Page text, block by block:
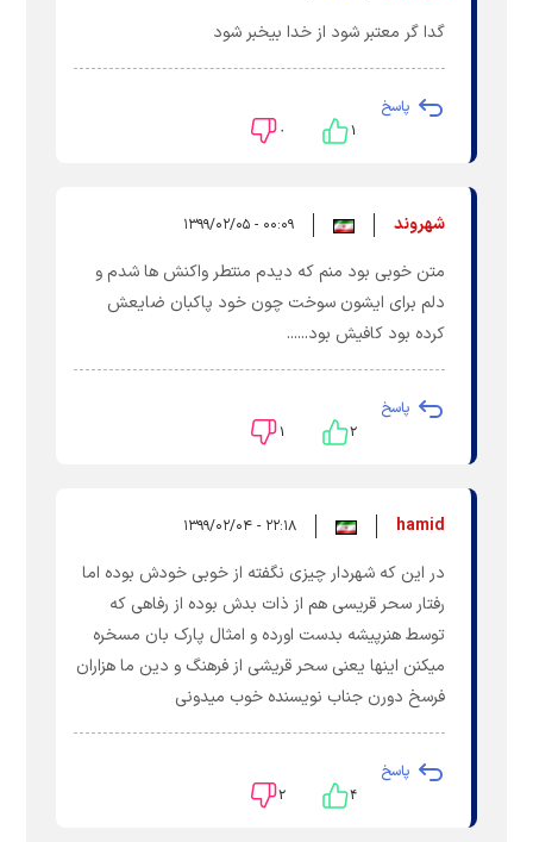
گدا گر معتبر شود از خدا بیخبر شود
پاسخ
۱ ۰
شهروند ۰۰:۰۹ - ۱۳۹۹/۰۲/۰۵
متن خوبی بود منم که دیدم منتطر واکنش ها شدم و
دلم برای ایشون سوخت چون خود پاکبان ضایعش
کرده بود کافیش بود......
پاسخ
۲ ۱
hamid ۲۲:۱۸ - ۱۳۹۹/۰۲/۰۴
در این که شهردار چیزی نگفته از خوبی خودش بوده اما
رفتار سحر قریسی هم از ذات بدش بوده از رفاهی که
توسط هنرپیشه بدست اورده و امثال پارک بان مسخره
میکنن اینها یعنی سحر قریشی از فرهنگ و دین ما هزاران
فرسخ دورن جناب نویسنده خوب میدونی
پاسخ
۴ ۲